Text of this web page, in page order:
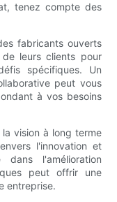
tenez compte des
fabricants ouverts
leurs clients pour
spécifiques. Un
peut vous
à vos besoins
vision à long terme
l'innovation et
dans l'amélioration
peut offrir une
entreprise.